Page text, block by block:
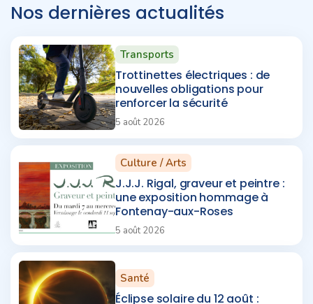
Nos dernières actualités
Transports
Trottinettes électriques : de
nouvelles obligations pour
renforcer la sécurité
5 août 2026
Culture / Arts
J.J.J. Rigal, graveur et peintre :
une exposition hommage à
Fontenay-aux-Roses
5 août 2026
Santé
Éclipse solaire du 12 août :